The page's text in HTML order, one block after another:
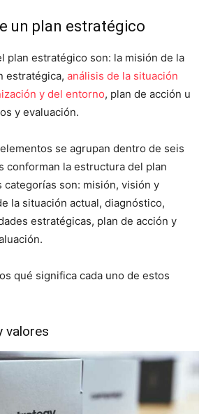
un plan estratégico
plan estratégico son: la misión de la
estratégica, análisis de la situación
y del entorno, plan de acción u
y evaluación.
se agrupan dentro de seis
conforman la estructura del plan
categorías son: misión, visión y
la situación actual, diagnóstico,
estratégicas, plan de acción y
qué significa cada uno de estos
valores